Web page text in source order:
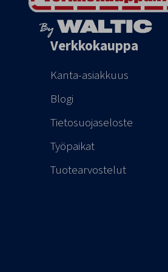
Verkkokauppa
Kanta-asiakkuus
Blogi
Tietosuojaseloste
Työpaikat
Tuotearvostelut